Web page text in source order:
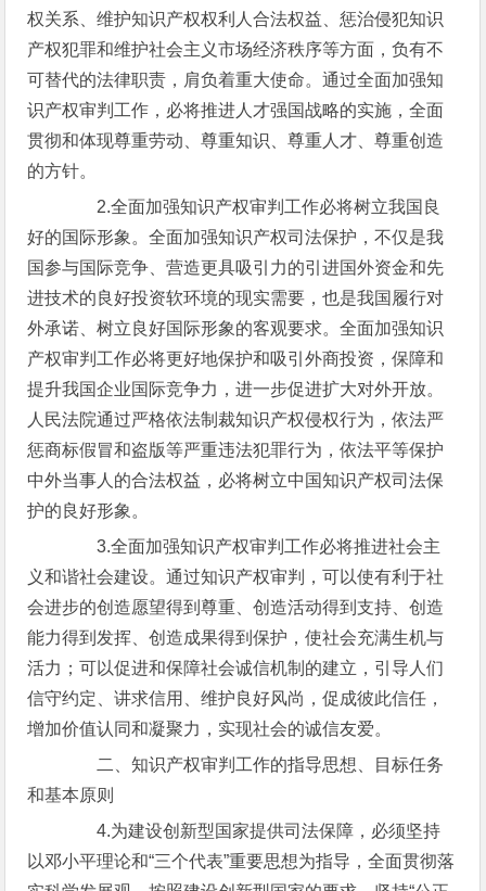
权关系、维护知识产权权利人合法权益、惩治侵犯知识
产权犯罪和维护社会主义市场经济秩序等方面，负有不
可替代的法律职责，肩负着重大使命。通过全面加强知
识产权审判工作，必将推进人才强国战略的实施，全面
贯彻和体现尊重劳动、尊重知识、尊重人才、尊重创造
的方针。
2.全面加强知识产权审判工作必将树立我国良
好的国际形象。全面加强知识产权司法保护，不仅是我
国参与国际竞争、营造更具吸引力的引进国外资金和先
进技术的良好投资软环境的现实需要，也是我国履行对
外承诺、树立良好国际形象的客观要求。全面加强知识
产权审判工作必将更好地保护和吸引外商投资，保障和
提升我国企业国际竞争力，进一步促进扩大对外开放。
人民法院通过严格依法制裁知识产权侵权行为，依法严
惩商标假冒和盗版等严重违法犯罪行为，依法平等保护
中外当事人的合法权益，必将树立中国知识产权司法保
护的良好形象。
3.全面加强知识产权审判工作必将推进社会主
义和谐社会建设。通过知识产权审判，可以使有利于社
会进步的创造愿望得到尊重、创造活动得到支持、创造
能力得到发挥、创造成果得到保护，使社会充满生机与
活力；可以促进和保障社会诚信机制的建立，引导人们
信守约定、讲求信用、维护良好风尚，促成彼此信任，
增加价值认同和凝聚力，实现社会的诚信友爱。
二、知识产权审判工作的指导思想、目标任务
和基本原则
4.为建设创新型国家提供司法保障，必须坚持
以邓小平理论和“三个代表”重要思想为指导，全面贯彻落